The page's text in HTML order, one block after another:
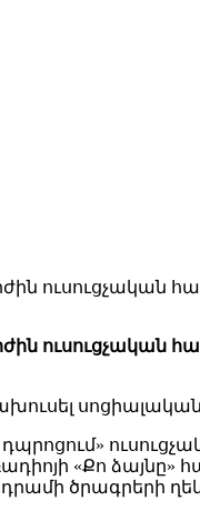
ուսուցչական
ուսուցչական
«Քո ձայնը»
ծրագրերի